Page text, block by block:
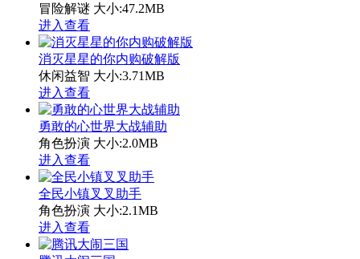
冒险解谜 大小:47.2MB
进入查看
消灭星星的你内购破解版
休闲益智 大小:3.71MB
进入查看
勇敢的心世界大战辅助
角色扮演 大小:2.0MB
进入查看
全民小镇叉叉助手
角色扮演 大小:2.1MB
进入查看